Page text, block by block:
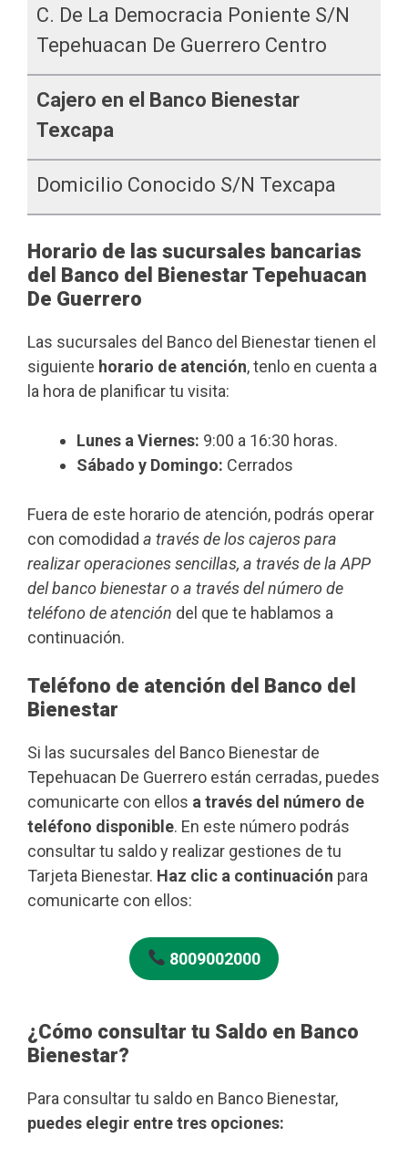
C. De La Democracia Poniente S/n
Tepehuacan De Guerrero Centro
Cajero en el Banco Bienestar
Texcapa
Domicilio Conocido S/n Texcapa
Horario de las sucursales bancarias
del Banco del Bienestar Tepehuacan
De Guerrero
Las sucursales del Banco del Bienestar tienen el
siguiente horario de atención, tenlo en cuenta a
la hora de planificar tu visita:
Lunes a Viernes: 9:00 a 16:30 horas.
Sábado y Domingo: Cerrados
Fuera de este horario de atención, podrás operar
con comodidad a través de los cajeros para
realizar operaciones sencillas, a través de la APP
del banco bienestar o a través del número de
teléfono de atención del que te hablamos a
continuación.
Teléfono de atención del Banco del
Bienestar
Si las sucursales del Banco Bienestar de
Tepehuacan De Guerrero están cerradas, puedes
comunicarte con ellos a través del número de
teléfono disponible. En este número podrás
consultar tu saldo y realizar gestiones de tu
Tarjeta Bienestar. Haz clic a continuación para
comunicarte con ellos:
8009002000
¿Cómo consultar tu Saldo en Banco
Bienestar?
Para consultar tu saldo en Banco Bienestar,
puedes elegir entre tres opciones: